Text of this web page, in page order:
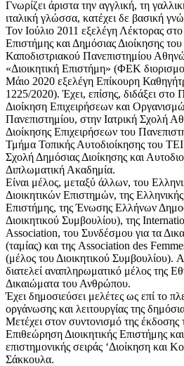
Γνωρίζει άριστα την αγγλική, τη
ιταλική γλώσσα, κατέχει δε βασική
Τον Ιούλιο 2011 εξελέγη Λέκτορας
Επιστήμης και Δημόσιας Διοίκησης
Καποδιστριακού Πανεπιστημίου
«Διοικητική Επιστήμη» (ΦΕΚ
Μάιο 2020 εξελέγη Επίκουρη
1225/2020). Έχει, επίσης, διδάξει
Διοίκηση Επιχειρήσεων και
Πανεπιστημίου, στην Ιατρική Σχολή
Διοίκησης Επιχειρήσεων του
Τμήμα Τοπικής Αυτοδιοίκησης του
Σχολή Δημόσιας Διοίκησης και
Διπλωματική Ακαδημία.
Είναι μέλος, μεταξύ άλλων, του
Διοικητικών Επιστημών, της Ελληνικής
Επιστήμης, της Ένωσης Ελλήνων
Διοικητικού Συμβουλίου), της
Association, του Συνδέσμου για τα
(ταμίας) και της Association des
(μέλος του Διοικητικού Συμβουλίου).
διατελεί αναπληρωματικό μέλος της
Δικαιώματα του Ανθρώπου.
Έχει δημοσιεύσει μελέτες ως επί το
οργάνωσης και λειτουργίας της
Μετέχει στον συντονισμό της έκδοσης
Επιθεώρηση Διοικητικής Επιστήμης και
επιστημονικής σειράς ‘Διοίκηση και
Σάκκουλα.